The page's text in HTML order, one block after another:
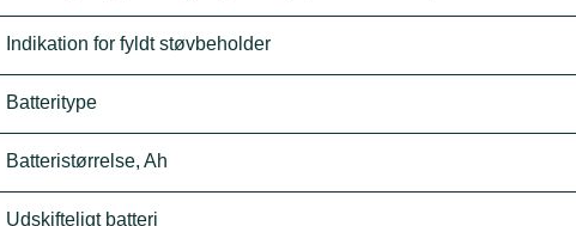
Indikation for fyldt støvbeholder
Batteritype
Batteristørrelse, Ah
Udskifteligt batteri